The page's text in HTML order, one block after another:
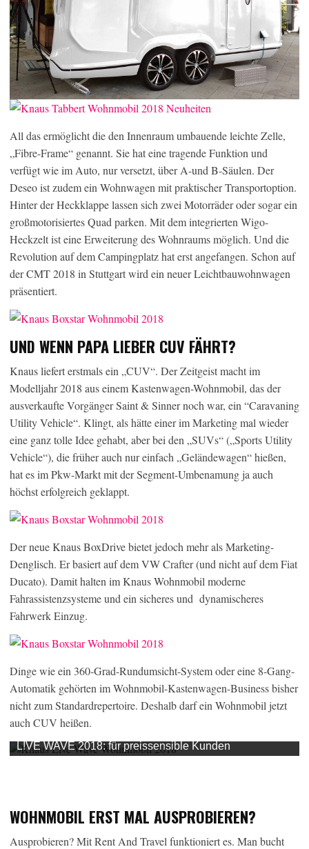
All das ermöglicht die den Innenraum umbauende leichte Zelle,
„Fibre-Frame“ genannt. Sie hat eine tragende Funktion und
verfügt wie im Auto, nur versetzt, über A-und B-Säulen. Der
Deseo ist zudem ein Wohnwagen mit praktischer Transportoption.
Hinter der Heckklappe lassen sich zwei Motorräder oder sogar ein
großmotorisiertes Quad parken. Mit dem integrierten Wigo-
Heckzelt ist eine Erweiterung des Wohnraums möglich. Und die
Revolution auf dem Campingplatz hat erst angefangen. Schon auf
der CMT 2018 in Stuttgart wird ein neuer Leichtbauwohnwagen
präsentiert.
UND WENN PAPA LIEBER CUV FÄHRT?
Knaus liefert erstmals ein „CUV“. Der Zeitgeist macht im
Modelljahr 2018 aus einem Kastenwagen-Wohnmobil, das der
ausverkaufte Vorgänger Saint & Sinner noch war, ein “Caravaning
Utility Vehicle“. Klingt, als hätte einer im Marketing mal wieder
eine ganz tolle Idee gehabt, aber bei den „SUVs“ („Sports Utility
Vehicle“), die früher auch nur einfach „Geländewagen“ hießen,
hat es im Pkw-Markt mit der Segment-Umbenamung ja auch
höchst erfolgreich geklappt.
Der neue Knaus BoxDrive bietet jedoch mehr als Marketing-
Denglisch. Er basiert auf dem VW Crafter (und nicht auf dem Fiat
Ducato). Damit halten im Knaus Wohnmobil moderne
Fahrassistenzsysteme und ein sicheres und dynamischeres
Fahrwerk Einzug.
Dinge wie ein 360-Grad-Rundumsicht-System oder eine 8-Gang-
Automatik gehörten im Wohnmobil-Kastenwagen-Business bisher
nicht zum Standardrepertoire. Deshalb darf ein Wohnmobil jetzt
auch CUV heißen.
L!VE WAVE 2018: für preissensible Kunden
WOHNMOBIL ERST MAL AUSPROBIEREN?
Ausprobieren? Mit Rent And Travel funktioniert es. Man bucht